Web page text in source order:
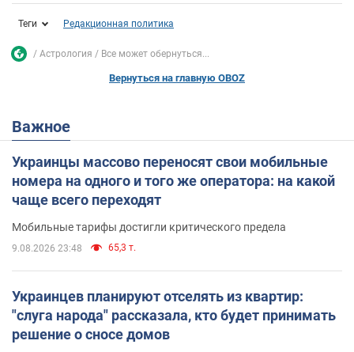
Теги Редакционная политика
Астрология Все может обернуться...
Вернуться на главную OBOZ
Важное
Украинцы массово переносят свои мобильные
номера на одного и того же оператора: на какой
чаще всего переходят
Мобильные тарифы достигли критического предела
9.08.2026 23:48 65,3 т.
Украинцев планируют отселять из квартир:
"слуга народа" рассказала, кто будет принимать
решение о сносе домов